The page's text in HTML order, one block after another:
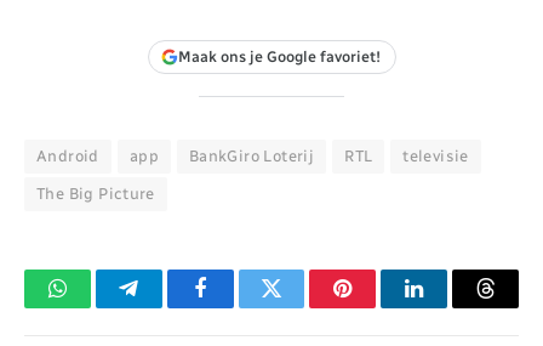
Maak ons je Google favoriet!
Android app BankGiro Loterij RTL televisie
The Big Picture
WhatsAppTelegramFacebookTwitter PinterestLinkedIn